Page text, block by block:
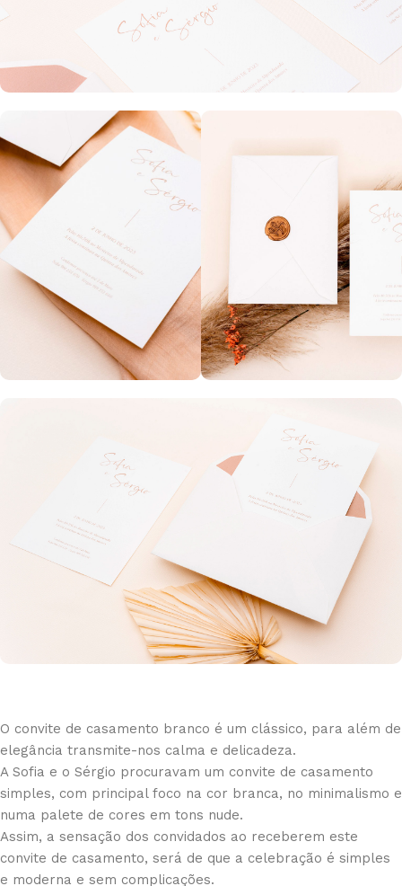
O convite de casamento branco é um clássico, para além de
elegância transmite-nos calma e delicadeza.
A Sofia e o Sérgio procuravam um convite de casamento
simples, com principal foco na cor branca, no minimalismo e
numa palete de cores em tons nude.
Assim, a sensação dos convidados ao receberem este
convite de casamento, será de que a celebração é simples
e moderna e sem complicações.